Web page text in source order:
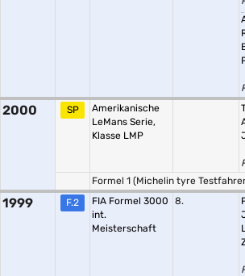
2000 SP
Amerikanische
LeMans Serie,
Klasse LMP
Formel 1 (Michelin tyre
1999 F.2
FIA Formel 3000
int.
Meisterschaft
8.